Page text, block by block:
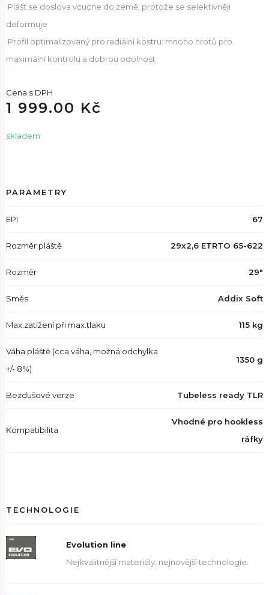
Plášť se doslova vcucne do země, protože se selektivněji
deformuje
Profil optimalizovaný pro radiální kostru: mnoho hrotů pro
maximální kontrolu a dobrou odolnost
Cena s DPH
1 999.00 Kč
skladem
PARAMETRY
EPI 67
Rozměr pláště 29x2,6 ETRTO 65-622
Rozměr 29"
Směs Addix Soft
Max.zatížení při max.tlaku 115 kg
Váha pláště (cca váha, možná odchylka
+/- 8%)
1350 g
Bezdušové verze Tubeless ready TLR
Kompatibilita
Vhodné pro hookless
ráfky
TECHNOLOGIE
Evolution line
Nejkvalitnější materiály, nejnovější technologie.